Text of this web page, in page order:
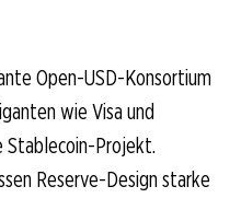
Open-USD-Konsortium
wie Visa und
Stablecoin-Projekt.
Reserve-Design starke